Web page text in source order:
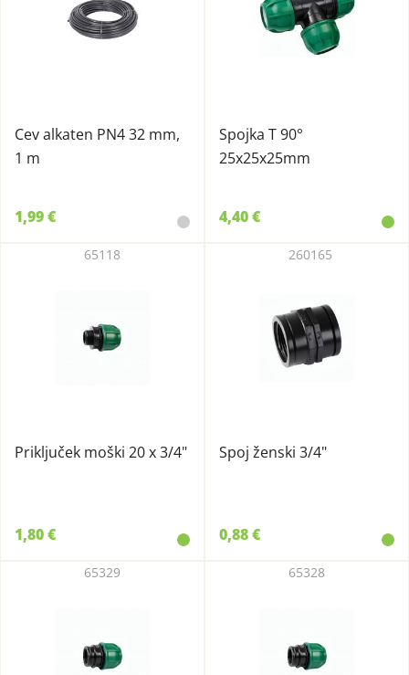
Cev alkaten PN4 32 mm,
1 m
1,99 €
Spojka T 90°
25x25x25mm
4,40 €
Priključek moški 20 x 3/4"
65118
1,80 €
Spoj ženski 3/4"
260165
0,88 €
65329 65328